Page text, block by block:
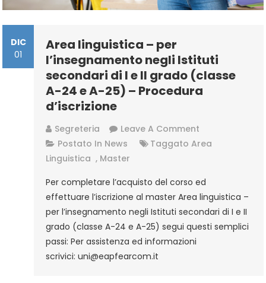
DIC
01
Area linguistica – per
l’insegnamento negli Istituti
secondari di I e II grado (classe
A-24 e A-25) – Procedura
d’iscrizione
Segreteria Leave A Comment
Area
Per
Negli
Istituti
Postato In News TaggatoArea
Linguistica , Master
Per completare l’acquisto del corso ed
effettuare l’iscrizione al master Area linguistica –
per l’insegnamento negli Istituti secondari di I e II
grado (classe A-24 e A-25) segui questi semplici
passi: Per assistenza ed informazioni
scrivici: uni@eapfearcom.it